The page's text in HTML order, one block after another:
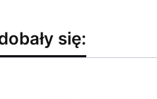
się: